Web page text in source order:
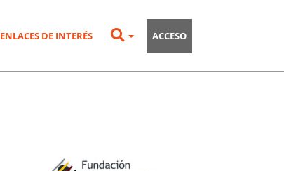
ENLACES DE INTERÉS ACCESO